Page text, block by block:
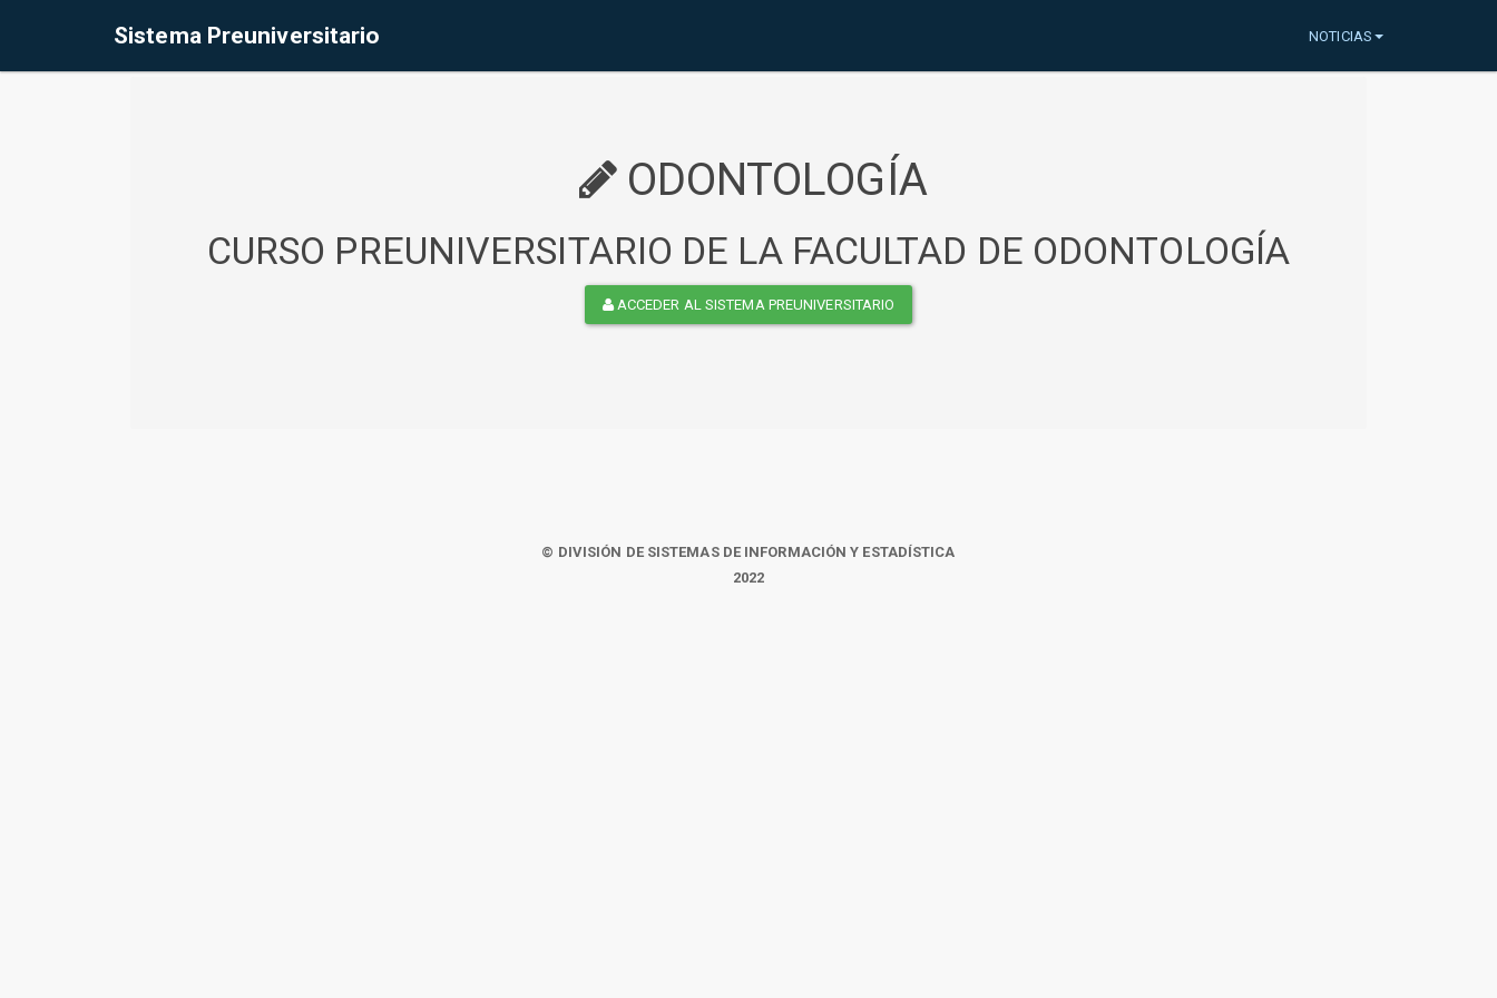
Sistema Preuniversitario NOTICIAS
ODONTOLOGÍA
CURSO PREUNIVERSITARIO DE LA FACULTAD DE ODONTOLOGÍA
ACCEDER AL SISTEMA PREUNIVERSITARIO
© DIVISIÓN DE SISTEMAS DE INFORMACIÓN Y ESTADÍSTICA
2022